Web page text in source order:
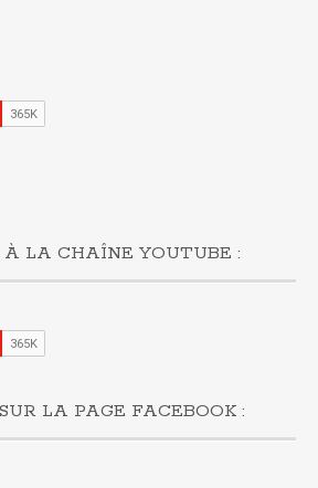
À LA CHAÎNE YOUTUBE :
LA PAGE FACEBOOK :